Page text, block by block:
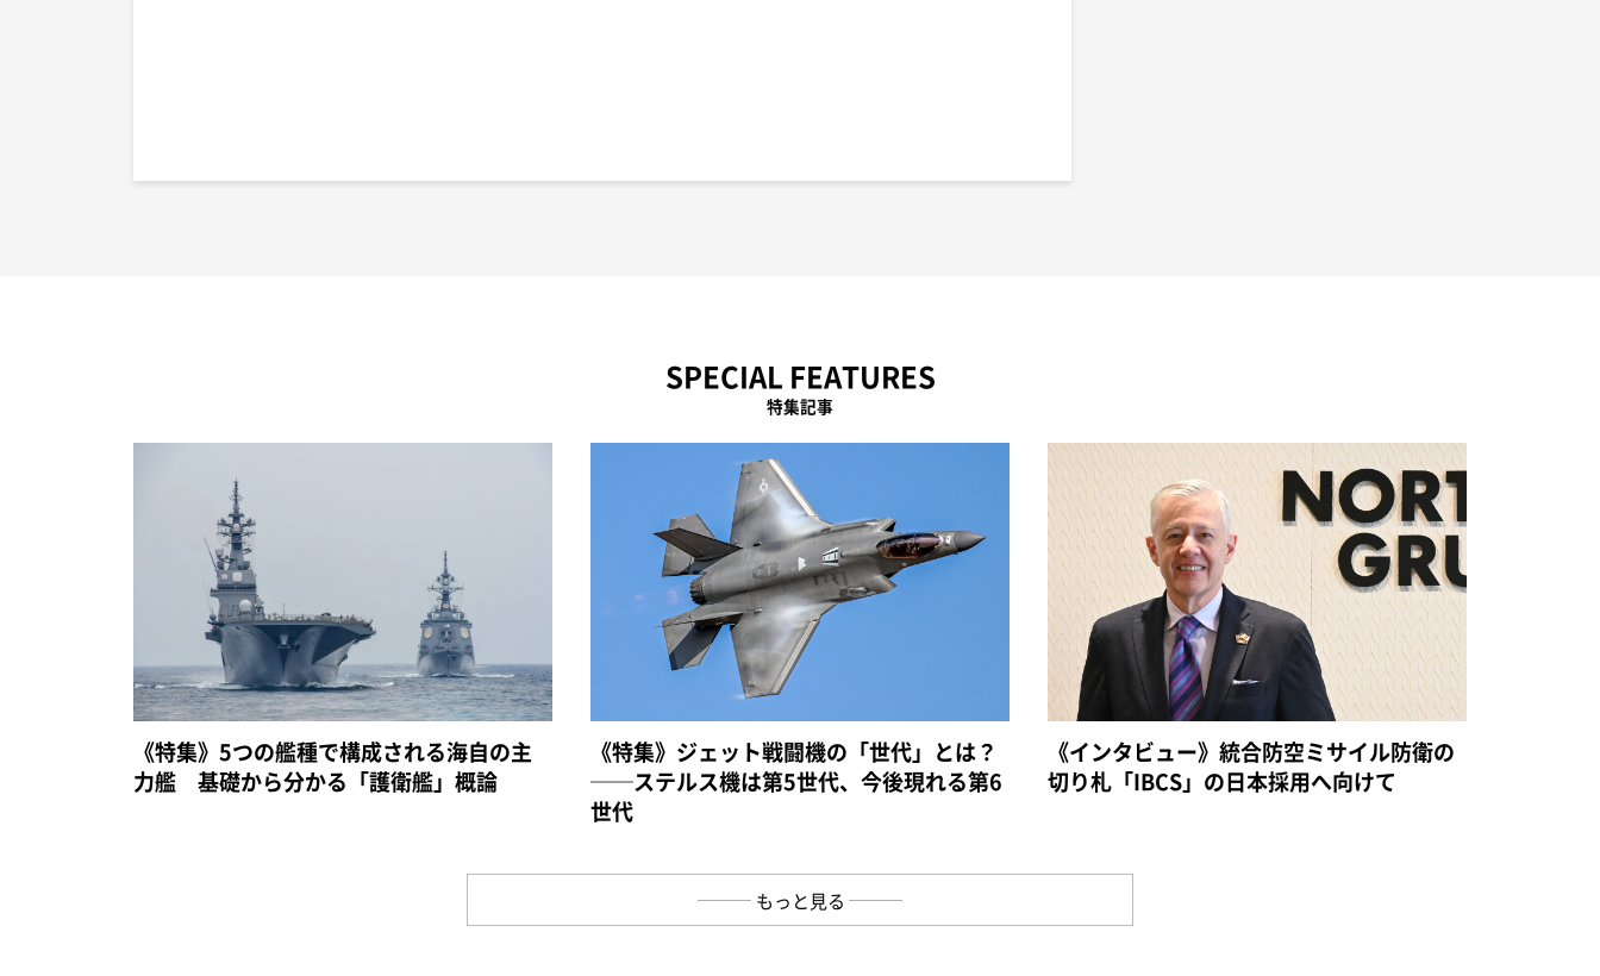
SPECIAL FEATURES
特集記事
《特集》5つの艦種で構成される海自の主
力艦 基礎から分かる「護衛艦」概論
《特集》ジェット戦闘機の「世代」とは？
──ステルス機は第5世代、今後現れる第6
世代
《インタビュー》統合防空ミサイル防衛の
切り札「IBCS」の日本採用へ向けて
もっと見る